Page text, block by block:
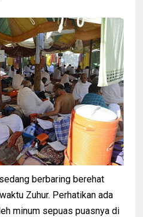
berbaring berehat
Zuhur. Perhatikan ada
minum sepuas puasnya di